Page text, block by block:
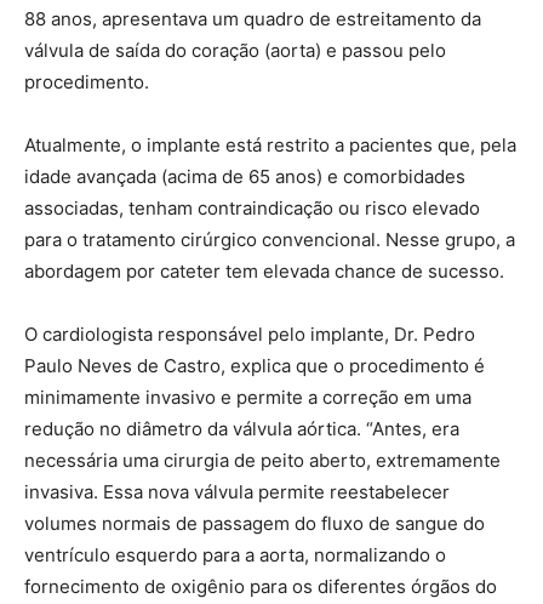
88 anos, apresentava um quadro de estreitamento da
válvula de saída do coração (aorta) e passou pelo
procedimento.
Atualmente, o implante está restrito a pacientes que, pela
idade avançada (acima de 65 anos) e comorbidades
associadas, tenham contraindicação ou risco elevado
para o tratamento cirúrgico convencional. Nesse grupo, a
abordagem por cateter tem elevada chance de sucesso.
O cardiologista responsável pelo implante, Dr. Pedro
Paulo Neves de Castro, explica que o procedimento é
minimamente invasivo e permite a correção em uma
redução no diâmetro da válvula aórtica. “Antes, era
necessária uma cirurgia de peito aberto, extremamente
invasiva. Essa nova válvula permite reestabelecer
volumes normais de passagem do fluxo de sangue do
ventrículo esquerdo para a aorta, normalizando o
fornecimento de oxigênio para os diferentes órgãos do